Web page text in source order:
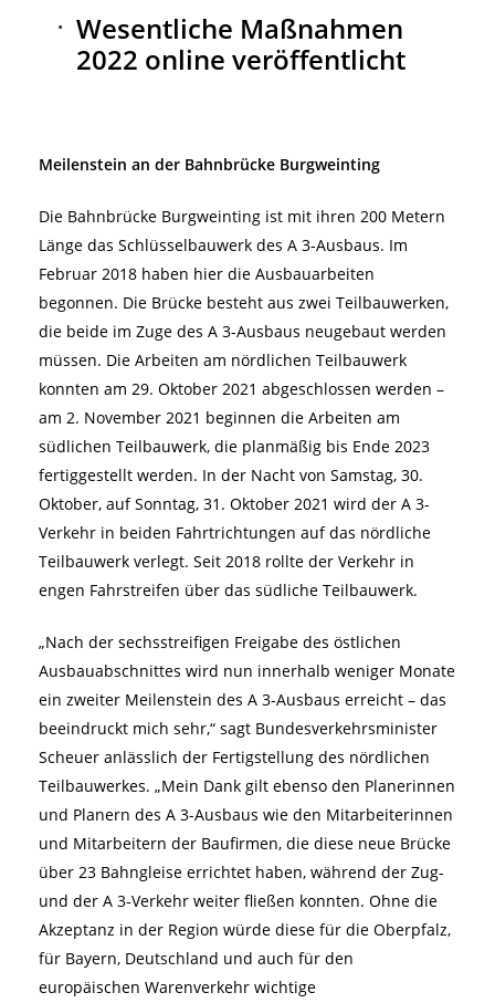
Wesentliche Maßnahmen
2022 online veröffentlicht
Meilenstein an der Bahnbrücke Burgweinting
Die Bahnbrücke Burgweinting ist mit ihren 200 Metern
Länge das Schlüsselbauwerk des A 3-Ausbaus. Im
Februar 2018 haben hier die Ausbauarbeiten
begonnen. Die Brücke besteht aus zwei Teilbauwerken,
die beide im Zuge des A 3-Ausbaus neugebaut werden
müssen. Die Arbeiten am nördlichen Teilbauwerk
konnten am 29. Oktober 2021 abgeschlossen werden –
am 2. November 2021 beginnen die Arbeiten am
südlichen Teilbauwerk, die planmäßig bis Ende 2023
fertiggestellt werden. In der Nacht von Samstag, 30.
Oktober, auf Sonntag, 31. Oktober 2021 wird der A 3-
Verkehr in beiden Fahrtrichtungen auf das nördliche
Teilbauwerk verlegt. Seit 2018 rollte der Verkehr in
engen Fahrstreifen über das südliche Teilbauwerk.
„Nach der sechsstreifigen Freigabe des östlichen
Ausbauabschnittes wird nun innerhalb weniger Monate
ein zweiter Meilenstein des A 3-Ausbaus erreicht – das
beeindruckt mich sehr,“ sagt Bundesverkehrsminister
Scheuer anlässlich der Fertigstellung des nördlichen
Teilbauwerkes. „Mein Dank gilt ebenso den Planerinnen
und Planern des A 3-Ausbaus wie den Mitarbeiterinnen
und Mitarbeitern der Baufirmen, die diese neue Brücke
über 23 Bahngleise errichtet haben, während der Zug-
und der A 3-Verkehr weiter fließen konnten. Ohne die
Akzeptanz in der Region würde diese für die Oberpfalz,
für Bayern, Deutschland und auch für den
europäischen Warenverkehr wichtige